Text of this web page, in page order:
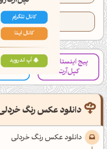
تعداد کدهای
پیج اینستاگرام
کپل‌آرت
کانال
دانلود عکس رنگ
دانلود عکس رنگ خردلی
کانال تلگرام
کانال ایــتا
اَپ اندروید